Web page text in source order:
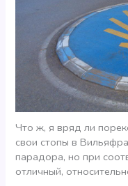
Что ж, я вряд ли
свои стопы в
парадора, но при
отличный,